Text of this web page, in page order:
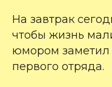
На завтрак
чтобы жизнь
юмором заметил
первого отряда.